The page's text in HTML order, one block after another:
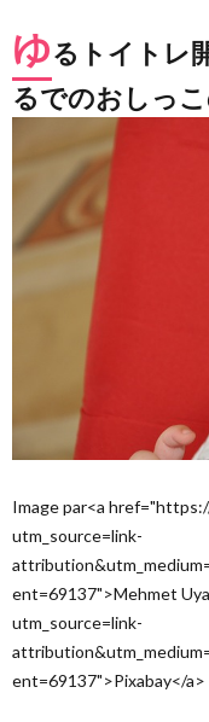
ゆるトイトレ
るでのおしっ
Image par<a
utm_source=link-
ent=69137">Mehmet
utm_source=link-
ent=69137">Pixabay</a>